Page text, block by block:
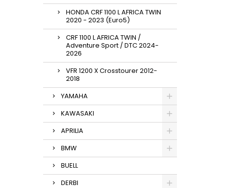
HONDA CRF 1100 L AFRICA TWIN
2020 - 2023 (Euro5)
CRF 1100 L AFRICA TWIN /
Adventure Sport / DTC 2024-
2026
VFR 1200 X Crosstourer 2012-
2018
YAMAHA
KAWASAKI
APRILIA
BMW
BUELL
DERBI